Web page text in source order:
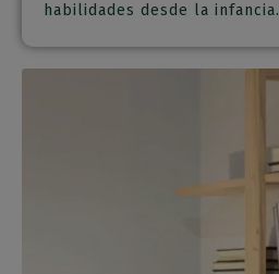
habilidades desde la infancia.